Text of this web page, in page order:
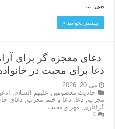
می …
بیشتر بخوانید »
دعای معجزه گر برای
دعا برای محبت در
می 20, 2026
احاديث معصومين عليهم السلام
مجرب
دعا دعا و ختم مجرب دعای
گرفتاری
مهر و محبت
0